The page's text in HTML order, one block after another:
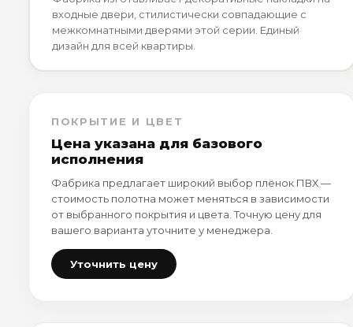
входные двери, стилистически совпадающие с
межкомнатными дверями этой серии. Единый
дизайн для всей квартиры.
ПОКРЫТИЕ И ЦВЕТ
Цена указана для базового
исполнения
Фабрика предлагает широкий выбор плёнок ПВХ —
стоимость полотна может меняться в зависимости
от выбранного покрытия и цвета. Точную цену для
вашего варианта уточните у менеджера.
Уточнить цену